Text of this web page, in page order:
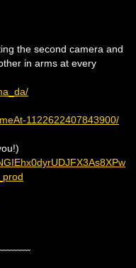
the second camera and
in arms at every
1122622407843900/